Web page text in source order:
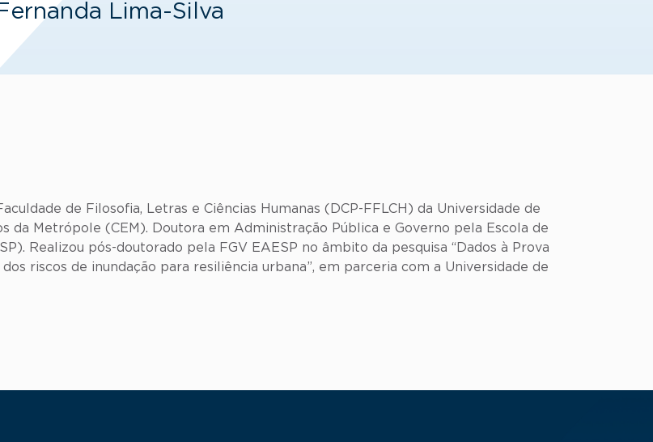
Fernanda Lima-Silva
de Filosofia, Letras e Ciências Humanas (DCP-FFLCH) da Universidade de
da Metrópole (CEM). Doutora em Administração Pública e Governo pela Escola de
Realizou pós-doutorado pela FGV EAESP no âmbito da pesquisa “Dados à Prova
riscos de inundação para resiliência urbana”, em parceria com a Universidade de